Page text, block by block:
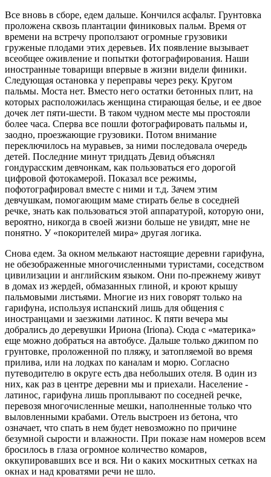
Все вновь в сборе, едем дальше. Кончился асфальт. Грунтовка
проложена сквозь плантации финиковых пальм. Время от
времени на встречу проползают огромные грузовики
груженые плодами этих деревьев. Их появление вызывает
всеобщее оживление и попытки фотографирования. Наши
иностранные товарищи впервые в жизни видели финики.
Следующая остановка у переправы через реку. Кругом
пальмы. Моста нет. Вместо него остатки бетонных плит, на
которых расположилась женщина стирающая белье, и ее двое
дочек лет пяти-шести. В таком чудном месте мы простояли
более часа. Сперва все пошли фотографировать пальмы и,
заодно, проезжающие грузовики. Потом внимание
переключилось на муравьев, за ними последовала очередь
детей. Последние минут тридцать Девид объяснял
гондурасским девчонкам, как пользоваться его дорогой
цифровой фотокамерой. Показал все режимы,
пофотографировал вместе с ними и т.д. Зачем этим
девчушкам, помогающим маме стирать белье в соседней
речке, знать как пользоваться этой аппаратурой, которую они,
вероятно, никогда в своей жизни больше не увидят, мне не
понятно. У «покорителей мира» другая логика.
Снова едем. За окном мелькают настоящие деревни гарифуна,
не обезображенные многочисленными туристами, соседством
цивилизации и английским языком. Они по-прежнему живут
в домах из жердей, обмазанных глиной, и кроют крышу
пальмовыми листьями. Многие из них говорят только на
гарифуна, используя испанский лишь для общения с
иностранцами и заезжими латинос. К пяти вечера мы
добрались до деревушки Ириона (Iriona). Сюда с «материка»
еще можно добраться на автобусе. Дальше только джипом по
грунтовке, проложенной по пляжу, и затопляемой во время
прилива, или на лодках по каналам и морю. Согласно
путеводителю в округе есть два небольших отеля. В один из
них, как раз в центре деревни мы и приехали. Население -
латинос, гарифуна лишь проплывают по соседней речке,
перевозя многочисленные мешки, наполненные только что
выловленными крабами. Отель выстроен из бетона, что
означает, что спать в нем будет невозможно по причине
безумной сырости и влажности. При показе нам номеров всем
бросилось в глаза огромное количество комаров,
оккупировавших все и вся. Ни о каких москитных сетках на
окнах и над кроватями речи не шло.